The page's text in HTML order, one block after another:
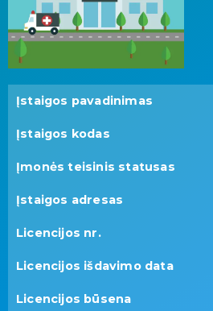
Įstaigos pavadinimas
Įstaigos kodas
Įmonės teisinis statusas
Įstaigos adresas
Licencijos nr.
Licencijos išdavimo data
Licencijos būsena